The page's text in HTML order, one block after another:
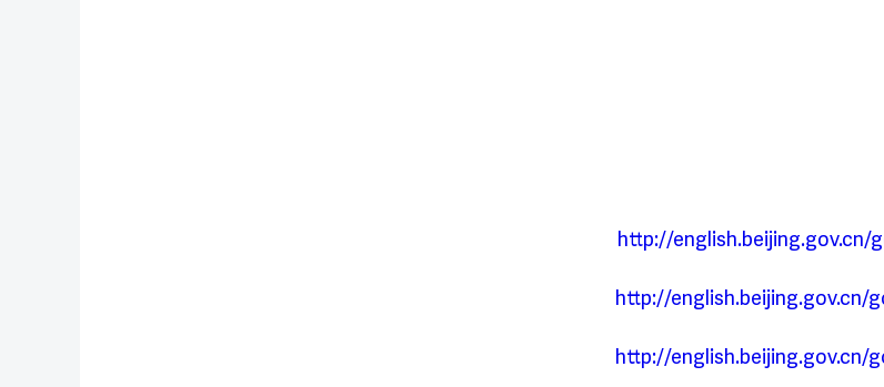
http://english.beijing.gov.cn/
http://english.beijing.gov.cn/
http://english.beijing.gov.cn/